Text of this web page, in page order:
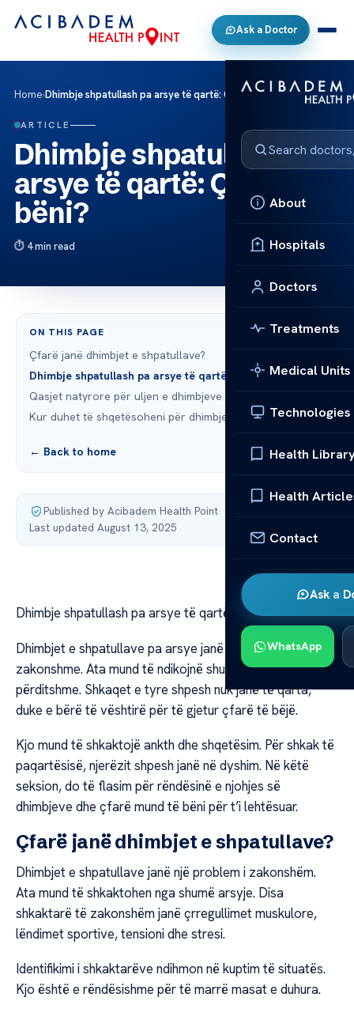
Ask a Doctor
About
Hospitals
Doctors
Treatments
Medical Units
Technologies
Health
Health
Contact
Ask a
WhatsApp
Home›Dhimbje shpatullash pa arsye të qartë: Çfarë të bëni?
ARTICLE
Dhimbje shpatullash pa
arsye të qartë: Çfarë të
bëni?
4 min read
ON THIS PAGE
Çfarë janë dhimbjet e shpatullave?
Dhimbje shpatullash pa arsye të qartë: Çfarë të bëni
Qasjet natyrore për uljen e dhimbjeve të shpatullave
Kur duhet të shqetësoheni për dhimbjet e shpatullave?
← Back to home
Published by Acibadem Health Point·
Last updated August 13, 2025
Dhimbje shpatullash pa arsye të qartë: Çfarë të bëni?
Dhimbjet e shpatullave pa arsye janë shumë të
zakonshme. Ata mund të ndikojnë shumë në jetën e
përditshme. Shkaqet e tyre shpesh nuk janë të qarta,
duke e bërë të vështirë për të gjetur çfarë të bëjë.
Kjo mund të shkaktojë ankth dhe shqetësim. Për shkak të
paqartësisë, njerëzit shpesh janë në dyshim. Në këtë
seksion, do të flasim për rëndësinë e njohjes së
dhimbjeve dhe çfarë mund të bëni për t’i lehtësuar.
Çfarë janë dhimbjet e shpatullave?
Dhimbjet e shpatullave janë një problem i zakonshëm.
Ata mund të shkaktohen nga shumë arsyje. Disa
shkaktarë të zakonshëm janë çrregullimet muskulore,
lëndimet sportive, tensioni dhe stresi.
Identifikimi i shkaktarëve ndihmon në kuptim të situatës.
Kjo është e rëndësishme për të marrë masat e duhura.